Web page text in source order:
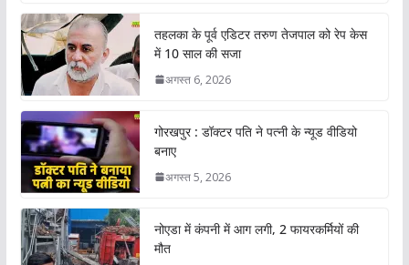
तहलका के पूर्व एडिटर तरुण तेजपाल को रेप केस
में 10 साल की सजा
अगस्त 6, 2026
गोरखपुर : डॉक्टर पति ने पत्नी के न्यूड वीडियो
बनाए
अगस्त 5, 2026
नोएडा में कंपनी में आग लगी, 2 फायरकर्मियों की
मौत